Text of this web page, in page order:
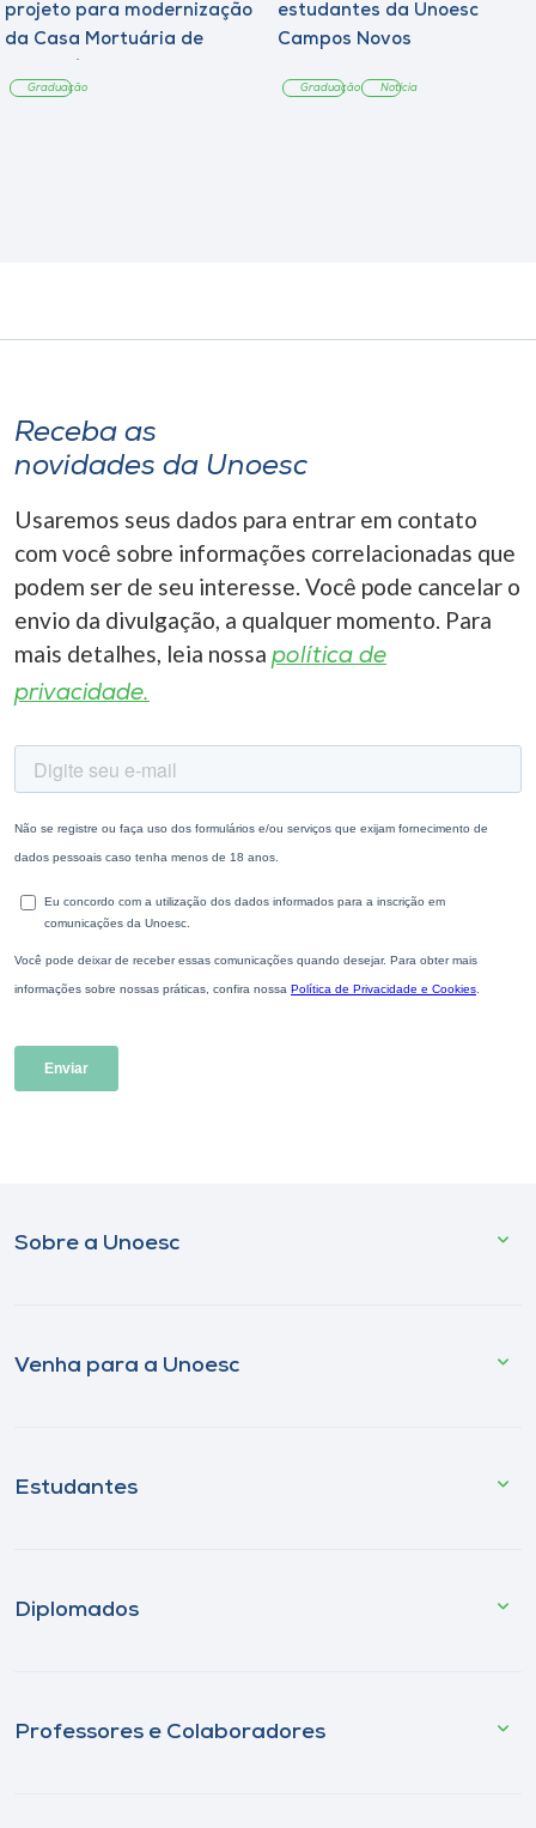
projeto para modernização
da Casa Mortuária de
Graduação
estudantes da Unoesc
Campos Novos
Graduação Notícia
Receba as
novidades da Unoesc
Usaremos seus dados para entrar em contato
com você sobre informações correlacionadas que
podem ser de seu interesse. Você pode cancelar o
envio da divulgação, a qualquer momento. Para
mais detalhes, leia nossa política de
privacidade.
Sobre a Unoesc
Venha para a Unoesc
Estudantes
Diplomados
Professores e Colaboradores